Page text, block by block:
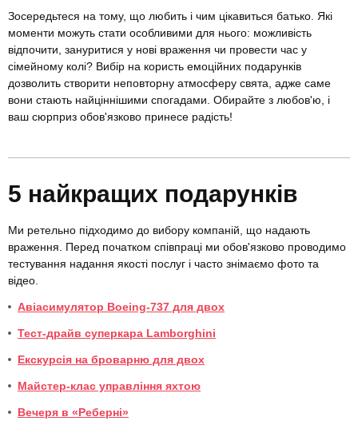
Зосередьтеся на тому, що любить і чим цікавиться батько. Які
моменти можуть стати особливими для нього: можливість
відпочити, зануритися у нові враження чи провести час у
сімейному колі? Вибір на користь емоційних подарунків
дозволить створити неповторну атмосферу свята, адже саме
вони стають найціннішими спогадами. Обирайте з любов'ю, і
ваш сюрприз обов'язково принесе радість!
5 найкращих подарунків
Ми ретельно підходимо до вибору компаній, що надають
враження. Перед початком співпраці ми обов'язково проводимо
тестування надання якості послуг і часто знімаємо фото та
відео.
Авіасимулятор Boeing-737 для двох
Тест-драйв суперкара Lamborghini
Екскурсія на броварню для двох
Майстер-клас управління яхтою
Вечеря в «Реберні»